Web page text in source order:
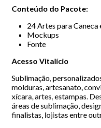
Conteúdo do Pacote:
24 Artes para Caneca
Mockups
Fonte
Acesso Vitalício
Sublimação,
molduras, artesanato,
xícara, artes, estampas.
áreas de sublimação,
finalistas, lojistas entre